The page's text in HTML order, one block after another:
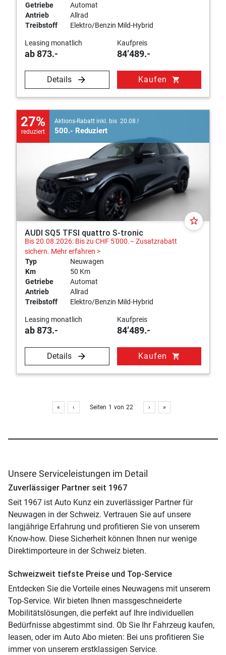
Getriebe
Automat
Antrieb
Allrad
Treibstoff
Elektro/Benzin Mild-Hybrid
Leasing monatlich
ab 873.-
Kaufpreis
84’489.-
Details Kaufen shopping_cart
27%
reduziert
Aktions-Rabatt inkl. bis 20.08.!
500.- Reduziert
star_border
AUDI SQ5 TFSI quattro S-tronic
Bis 20.08.2026: Bis zu CHF 5'000.– Zusatzrabatt
sichern. Mehr erfahren >
Typ
Neuwagen
Km
50 Km
Getriebe
Automat
Antrieb
Allrad
Treibstoff
Elektro/Benzin Mild-Hybrid
Leasing monatlich
ab 873.-
Kaufpreis
84’489.-
Details Kaufen shopping_cart
« ‹ Seiten 1 von 22 › »
Unsere Serviceleistungen im Detail
Zuverlässiger Partner seit 1967
Seit 1967 ist Auto Kunz ein zuverlässiger Partner für
Neuwagen in der Schweiz. Vertrauen Sie auf unsere
langjährige Erfahrung und profitieren Sie von unserem
Know-how. Diese Sicherheit können Ihnen nur wenige
Direktimporteure in der Schweiz bieten.
Schweizweit tiefste Preise und Top-Service
Entdecken Sie die Vorteile eines Neuwagens mit unserem
Top-Service. Wir bieten Ihnen massgeschneiderte
Mobilitätslösungen, die perfekt auf Ihre individuellen
Bedürfnisse abgestimmt sind. Ob Sie Ihr Fahrzeug kaufen,
leasen, oder im Auto Abo mieten: Bei uns profitieren Sie
immer von unserem erstklassigen Service.